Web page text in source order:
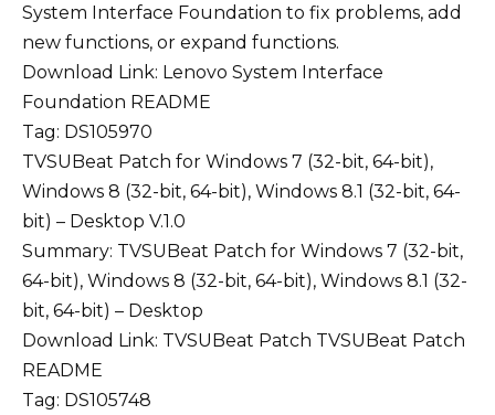
System Interface Foundation to fix problems, add
new functions, or expand functions.
Download Link: Lenovo System Interface
Foundation README
Tag: DS105970
TVSUBeat Patch for Windows 7 (32-bit, 64-bit),
Windows 8 (32-bit, 64-bit), Windows 8.1 (32-bit, 64-
bit) – Desktop V.1.0
Summary: TVSUBeat Patch for Windows 7 (32-bit,
64-bit), Windows 8 (32-bit, 64-bit), Windows 8.1 (32-
bit, 64-bit) – Desktop
Download Link: TVSUBeat Patch TVSUBeat Patch
README
Tag: DS105748